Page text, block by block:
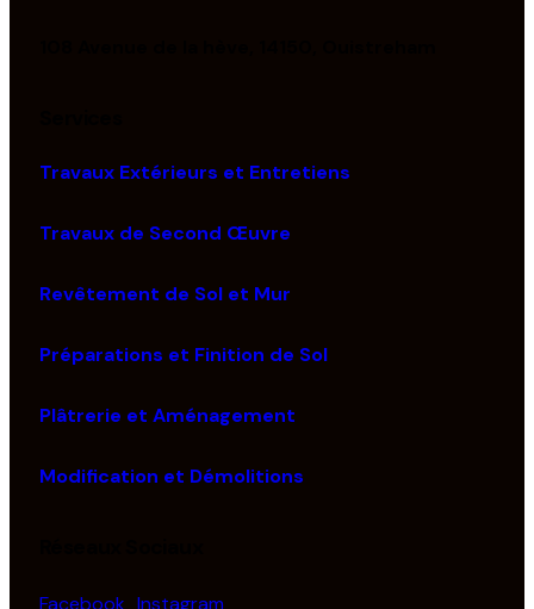
Travaux Extérieurs et Entretiens
Travaux de Second Œuvre
Revêtement de Sol et Mur
Préparations et Finition de Sol
Plâtrerie et Aménagement
Modification et Démolitions
Facebook Instagram